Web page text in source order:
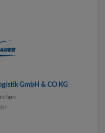
GmbH & CO KG